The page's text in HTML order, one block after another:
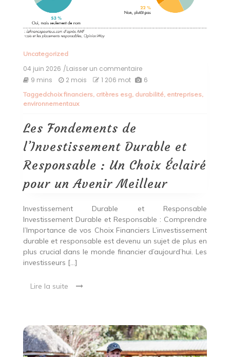
Uncategorized
04 juin 2026 /Laisser un commentaireon
Les
de
Un
Choix
Éclairé
pour
un
Meilleur
9 mins 2 mois 1 206 mot 6
Taggedchoix financiers, critères esg, durabilité, entreprises,
environnementaux
Les Fondements de
l’Investissement Durable et
Responsable : Un Choix Éclairé
pour un Avenir Meilleur
Investissement Durable et Responsable
Investissement Durable et Responsable : Comprendre
l’Importance de vos Choix Financiers L’investissement
durable et responsable est devenu un sujet de plus en
plus crucial dans le monde financier d’aujourd’hui. Les
investisseurs […]
Lire la suite